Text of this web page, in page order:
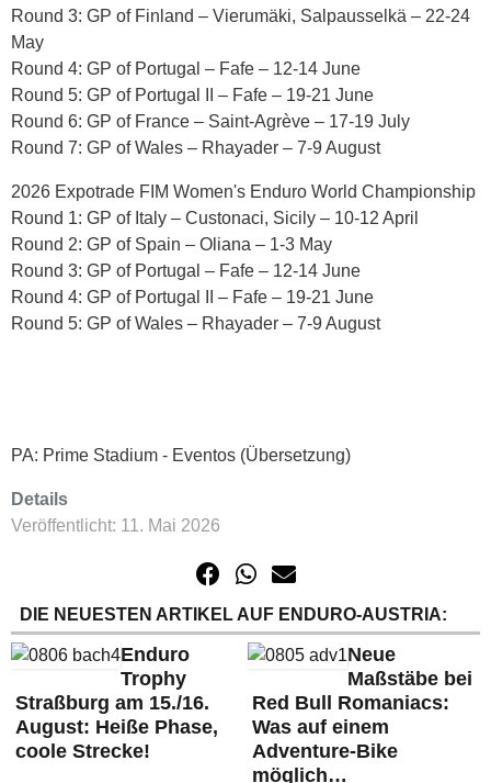
Round 3: GP of Finland – Vierumäki, Salpausselkä – 22-24
May
Round 4: GP of Portugal – Fafe – 12-14 June
Round 5: GP of Portugal II – Fafe – 19-21 June
Round 6: GP of France – Saint-Agrève – 17-19 July
Round 7: GP of Wales – Rhayader – 7-9 August
2026 Expotrade FIM Women's Enduro World Championship
Round 1: GP of Italy – Custonaci, Sicily – 10-12 April
Round 2: GP of Spain – Oliana – 1-3 May
Round 3: GP of Portugal – Fafe – 12-14 June
Round 4: GP of Portugal II – Fafe – 19-21 June
Round 5: GP of Wales – Rhayader – 7-9 August
PA: Prime Stadium - Eventos (Übersetzung)
Details
Veröffentlicht: 11. Mai 2026
DIE NEUESTEN ARTIKEL AUF ENDURO-AUSTRIA:
Enduro
Trophy
Straßburg am 15./16.
August: Heiße Phase,
coole Strecke!
Neue
Maßstäbe bei
Red Bull Romaniacs:
Was auf einem
Adventure-Bike
möglich…